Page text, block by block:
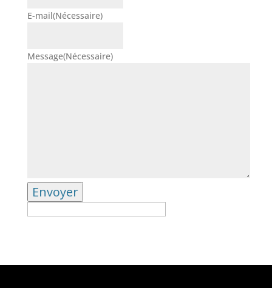
E-mail(Nécessaire)
Message(Nécessaire)
Envoyer